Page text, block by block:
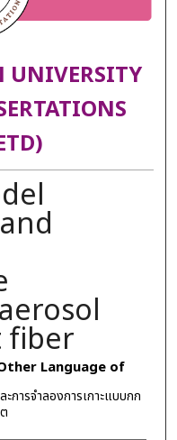
UNIVERSITY
fiber
Language of
ารจำลองการเกาะแบบกก